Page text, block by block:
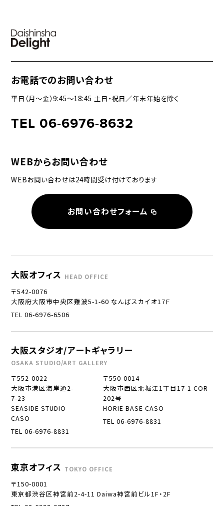
お電話でのお問い合わせ
平日（月〜金）9:45〜18:45 土日・祝日／年末年始を除く
TEL 06-6976-8632
WEBからお問い合わせ
WEBお問い合わせは24時間受け付けております
お問い合わせフォーム
大阪オフィス HEAD OFFICE
〒542-0076
大阪府大阪市中央区難波5-1-60 なんばスカイオ17Ｆ
TEL 06-6976-6506
大阪スタジオ/アートギャラリー
OSAKA STUDIO/ART GALLERY
〒552-0022
大阪市港区海岸通2-
7-23
SEASIDE STUDIO
CASO
TEL 06-6976-8831
〒550-0014
大阪市西区北堀江1丁目17-1 COR
202号
HORIE BASE CASO
TEL 06-6976-8831
東京オフィス TOKYO OFFICE
〒150-0001
東京都渋谷区神宮前2-4-11 Daiwa神宮前ビル1F・2F